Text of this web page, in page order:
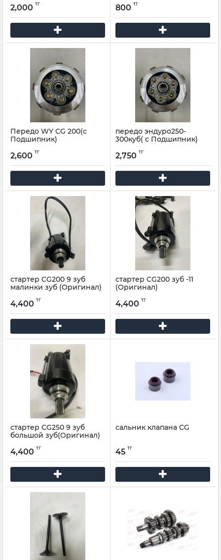
2,000 тг 800 тг
Передо WY CG 200(с
Подшипник)
2,600 тг
передо эндуро250-
300куб( с Подшипник)
2,750 тг
стартер CG200 9 зуб
малинки зуб (Оригинал)
4,400 тг
стартер CG200 зуб -11
(Оригинал)
4,400 тг
стартер CG250 9 зуб
большой зуб(Оригинал)
4,400 тг
сальник клапана CG
45 тг